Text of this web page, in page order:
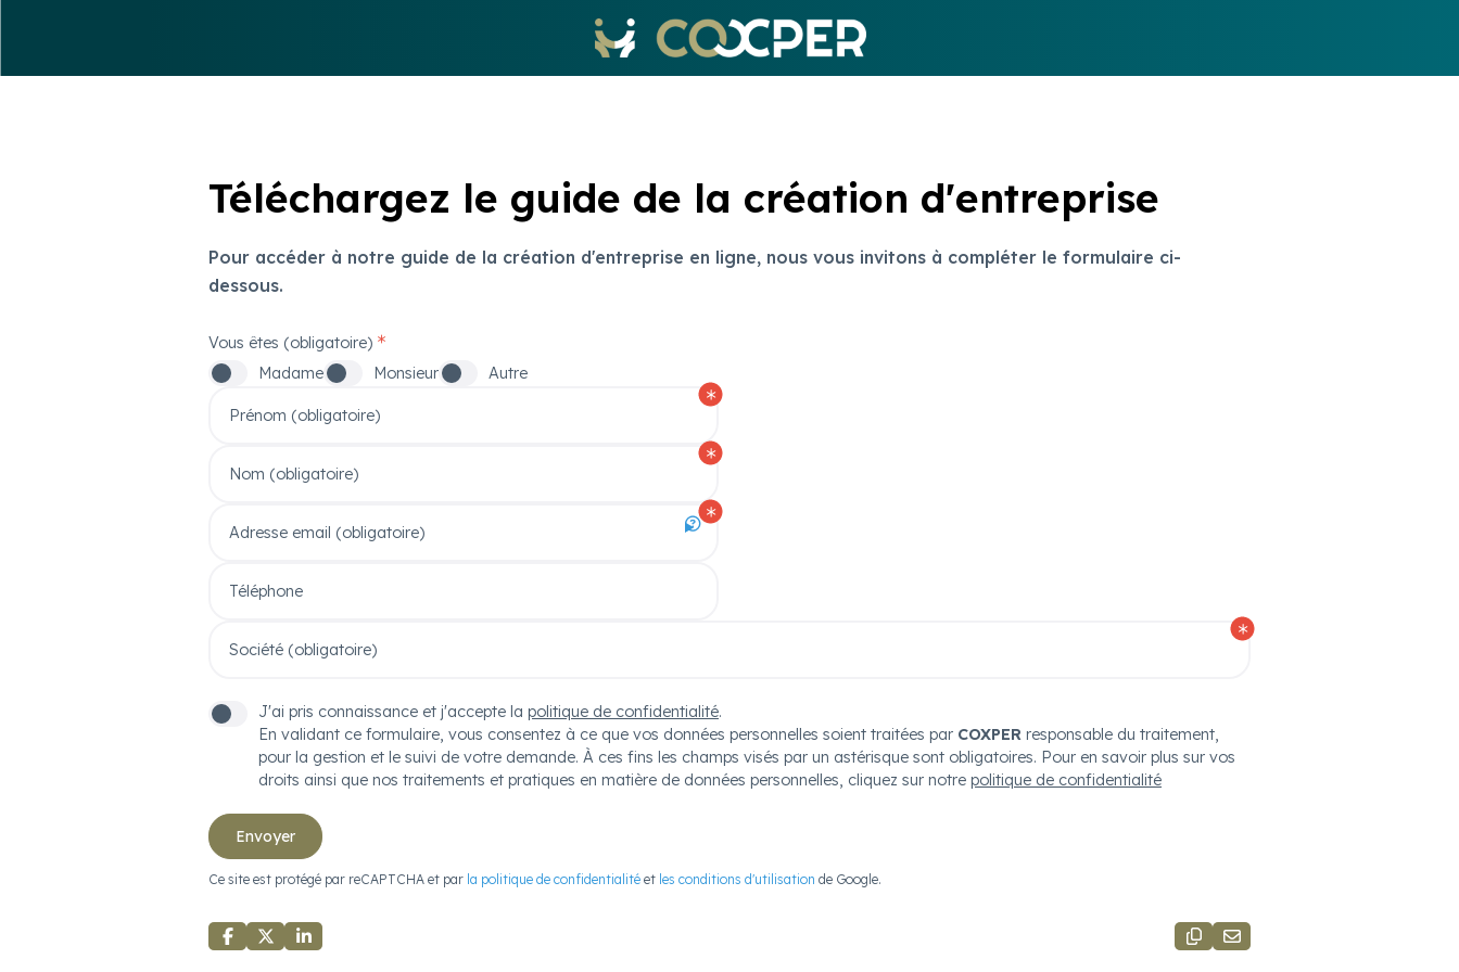
Téléchargez le guide de la création d'entreprise
Pour accéder à notre guide de la création d'entreprise en ligne, nous vous invitons à compléter le formulaire ci-
dessous.
Madame Monsieur Autre
Vous êtes (obligatoire)
Prénom (obligatoire)
Nom (obligatoire)
Adresse email (obligatoire)
Téléphone
Société (obligatoire)
J'ai pris connaissance et j'accepte la politique de confidentialité.
En validant ce formulaire, vous consentez à ce que vos données personnelles soient traitées par COXPER responsable du traitement,
pour la gestion et le suivi de votre demande. À ces fins les champs visés par un astérisque sont obligatoires. Pour en savoir plus sur vos
droits ainsi que nos traitements et pratiques en matière de données personnelles, cliquez sur notre politique de confidentialité
Envoyer
Ce site est protégé par reCAPTCHA et par la politique de confidentialité et les conditions d'utilisation de Google.